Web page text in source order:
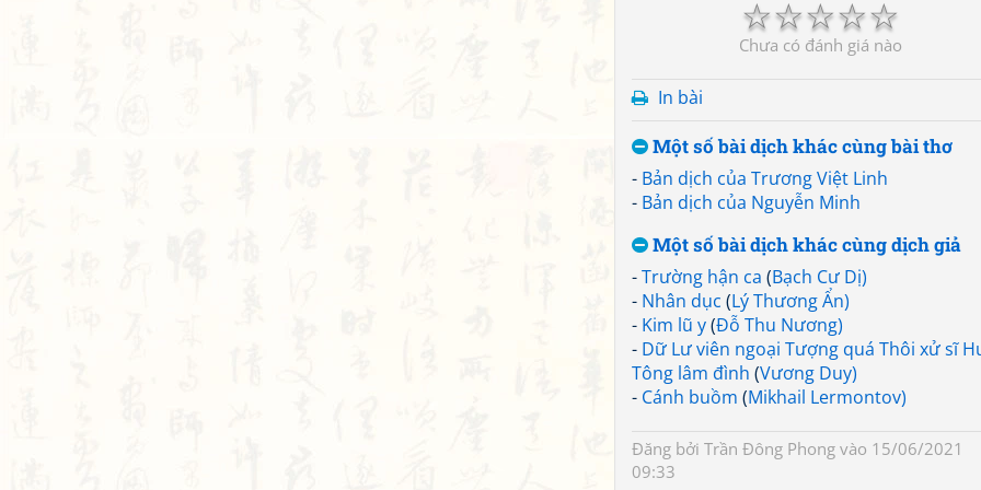
☆
☆
☆
☆
☆
Chưa có đánh giá nào
In bài
Một số bài dịch khác cùng bài thơ
- Bản dịch của Trương Việt Linh
- Bản dịch của Nguyễn Minh
Một số bài dịch khác cùng dịch giả
-Trường hận ca (Bạch Cư Dị)
- Nhân dục (Lý Thương Ẩn)
- Kim lũ y(Đỗ Thu Nương)
- Dữ Lư viên ngoại Tượng quá Thôi xử sĩ
Tông lâm đình (Vương Duy)
- Cánh buồm (Mikhail Lermontov)
Đăng bởi Trần Đông Phong vào 15/06/2021
09:33